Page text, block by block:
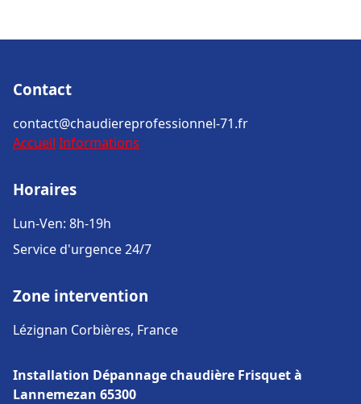
Contact
contact@chaudiereprofessionnel-71.fr
Accueil Informations
Horaires
Lun-Ven: 8h-19h
Service d'urgence 24/7
Zone intervention
Lézignan Corbières, France
Installation Dépannage chaudière Frisquet à
Lannemezan 65300